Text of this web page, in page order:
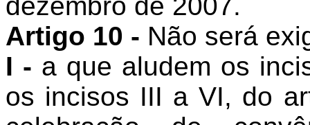
Artigo 10 - Não será
I - a que aludem os
os incisos III a VI, do